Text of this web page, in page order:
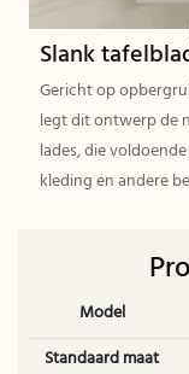
Slank
Gericht op
legt dit ontwerp de
lades, die
kleding en andere
Model
Standaard maat